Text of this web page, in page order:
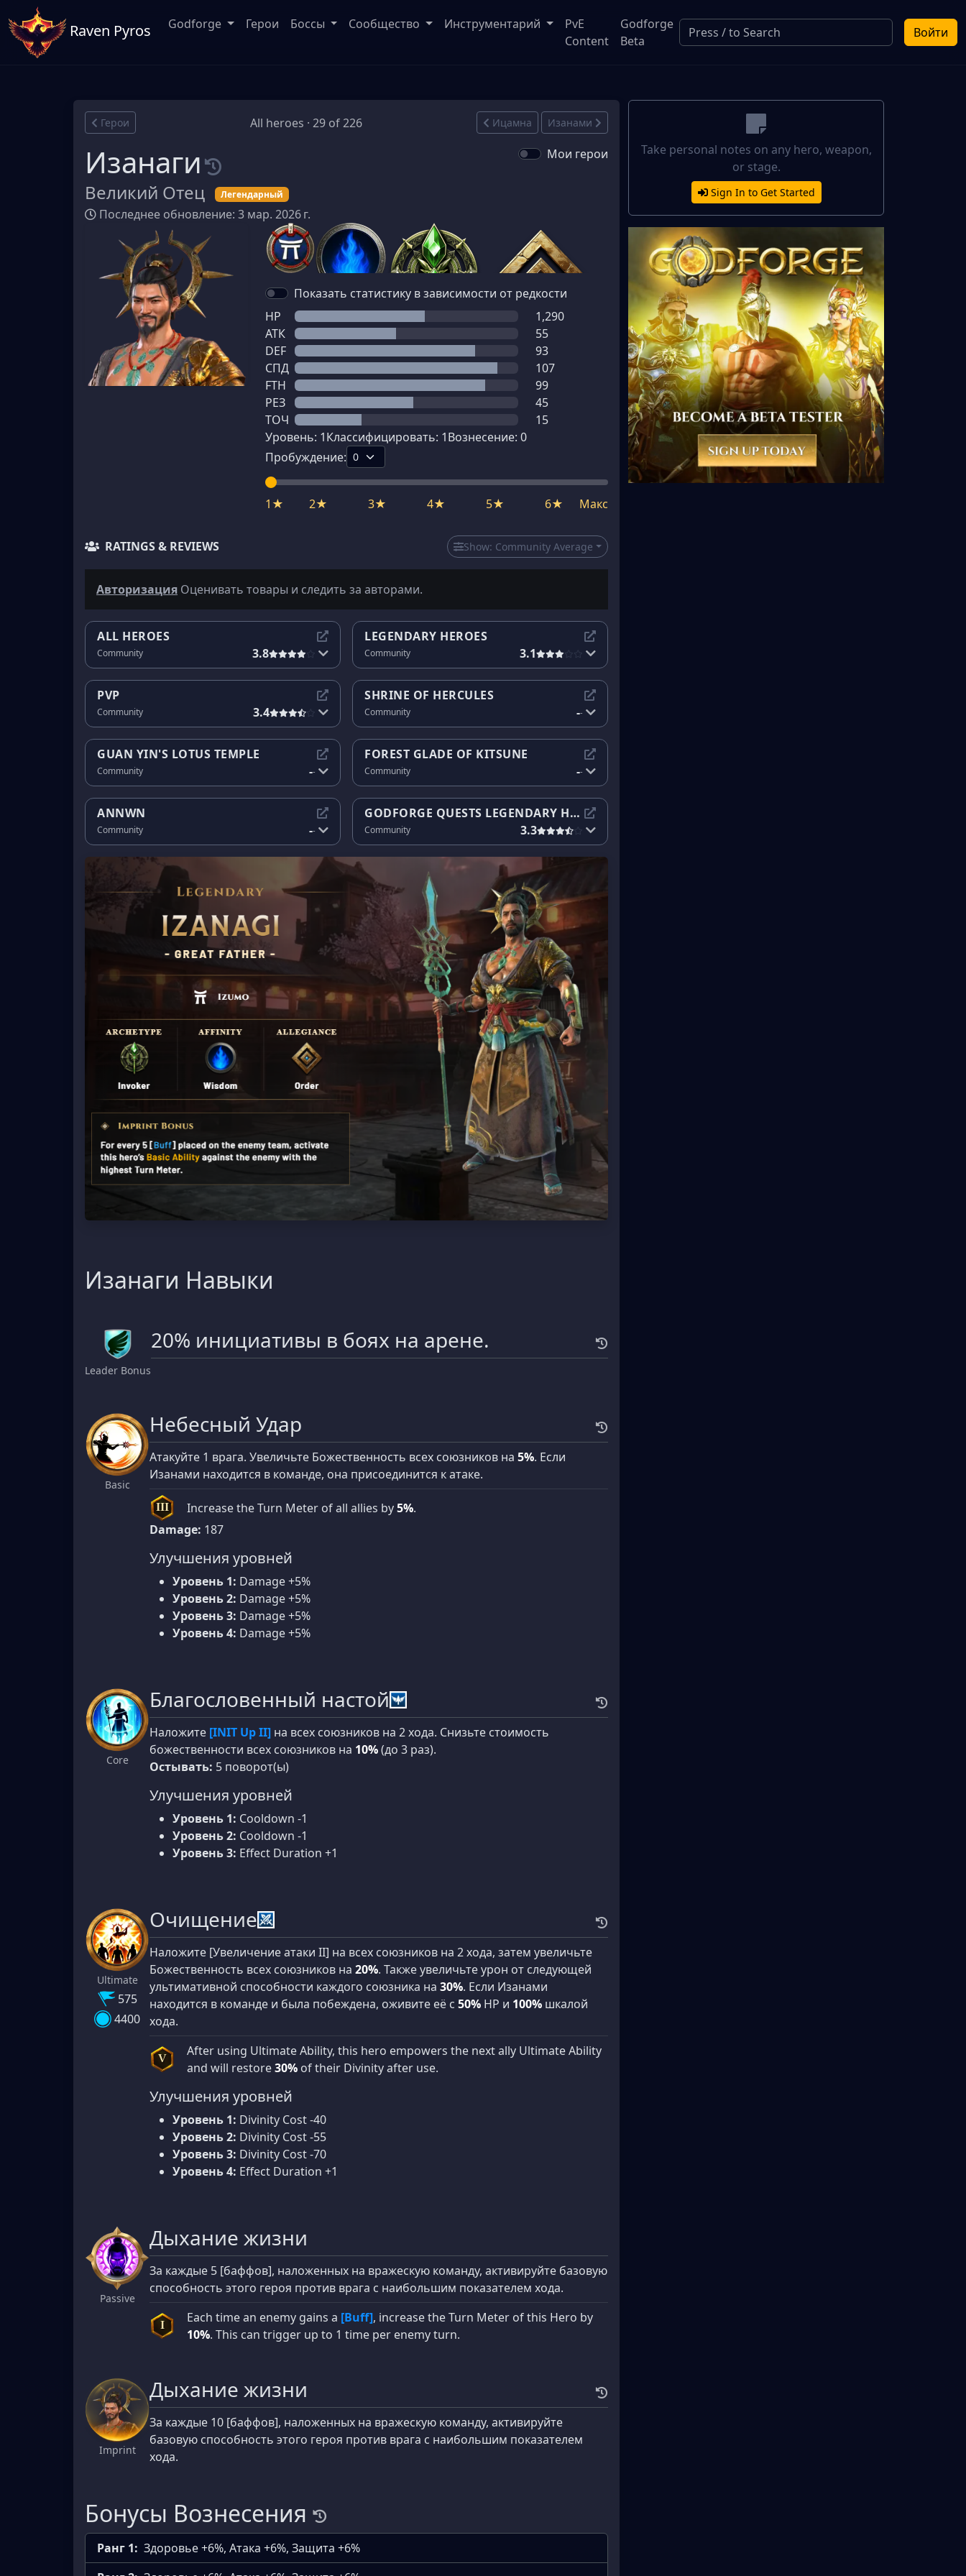
Raven Pyros Войти
Godforge Герои Боссы Сообщество Инструментарий
PvE
Content
Godforge
Beta
Герои All heroes · 29 of 226 Ицамна Изанами
Изанаги
Великий Отец Легендарный
Последнее обновление: 3 мар. 2026 г.
Мои герои
Показать статистику в зависимости от редкости
HP
1,290
АТК
55
DEF
93
СПД
107
FTH
99
РЕЗ
45
ТОЧ
15
Уровень: 1Классифицировать: 1Вознесение: 0
Пробуждение:
1★ 2★ 3★ 4★ 5★ 6★ Макс
RATINGS & REVIEWS Show: Community Average
Авторизация Оценивать товары и следить за авторами.
ALL HEROES
Community 3.8
LEGENDARY HEROES
Community 3.1
PVP
Community 3.4
SHRINE OF HERCULES
Community --
GUAN YIN'S LOTUS TEMPLE
Community --
FOREST GLADE OF KITSUNE
Community --
ANNWN
Community --
GODFORGE QUESTS LEGENDARY HEROES
Community 3.3
Изанаги Навыки
Leader Bonus
20% инициативы в боях на арене.
Basic
Небесный Удар
Атакуйте 1 врага. Увеличьте Божественность всех союзников на 5%. Если
Изанами находится в команде, она присоединится к атаке.
III Increase the Turn Meter of all allies by5%.
Damage: 187
Улучшения уровней
Уровень 1: Damage +5%
Уровень 2: Damage +5%
Уровень 3: Damage +5%
Уровень 4: Damage +5%
Core
Благословенный настой
Наложите [INIT Up II] на всех союзников на 2 хода. Снизьте стоимость
божественности всех союзников на 10%(до 3 раз).
Остывать: 5 поворот(ы)
Улучшения уровней
Уровень 1: Cooldown -1
Уровень 2: Cooldown -1
Уровень 3: Effect Duration +1
Ultimate
575
4400
Очищение
Наложите [Увеличение атаки II] на всех союзников на 2 хода, затем увеличьте
Божественность всех союзников на 20%. Также увеличьте урон от следующей
ультимативной способности каждого союзника на 30%. Если Изанами
находится в команде и была побеждена, оживите её с 50% HP и 100% шкалой
хода.
V
After using Ultimate Ability, this hero empowers the next ally Ultimate Ability
and will restore30% of their Divinity after use.
Улучшения уровней
Уровень 1: Divinity Cost -40
Уровень 2: Divinity Cost -55
Уровень 3: Divinity Cost -70
Уровень 4: Effect Duration +1
Passive
Дыхание жизни
За каждые 5 [баффов], наложенных на вражескую команду, активируйте базовую
способность этого героя против врага с наибольшим показателем хода.
I Each time an enemy gains a [Buff], increase the Turn Meter of this Hero by
10%. This can trigger up to 1 time per enemy turn.
Imprint
Дыхание жизни
За каждые 10 [баффов], наложенных на вражескую команду, активируйте
базовую способность этого героя против врага с наибольшим показателем
хода.
Бонусы Вознесения
Ранг 1: Здоровье +6%, Атака +6%, Защита +6%
Take personal notes on any hero, weapon,
or stage.
Sign In to Get Started